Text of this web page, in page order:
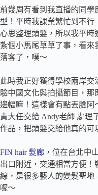
前幾周有看到我直播的同學
型！平時我課業繁忙到不行
心思整理頭髮，所以我平
紮個小馬尾草草了事，看來
落客了，噗～
此時我正好獲得學校兩岸
驗中國文化與拍攝節目，
邊幅嘛！這樣會有點丟臉阿
責大任交給 Andy老師 處理
作品，把頭髮交給他真的可
FIN hair 髮廊 ，位在台北中
出口附近，交通相當方便！
線， 是很多藝人的變髮聖地
喔～